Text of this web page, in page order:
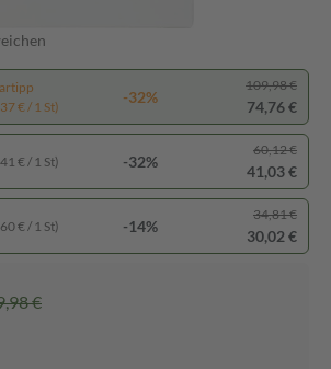
€ / 1 St)
-32%
109,98 €
74,76 €
€ / 1 St) -32%
60,12 €
41,03 €
€ / 1 St) -14%
34,81 €
30,02 €
€